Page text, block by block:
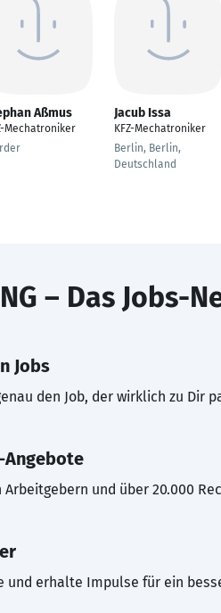
Aßmus
Mechatroniker
Jacub Issa
KFZ-Mechatroniker
Berlin, Berlin,
Deutschland
– Das Jobs-
Jobs
den Job, der wirklich zu Dir
Angebote
Arbeitgebern und über 20.000
und erhalte Impulse für ein